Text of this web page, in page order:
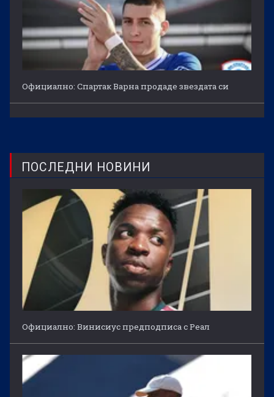
Официално: Спартак Варна продаде звездата си
ПОСЛЕДНИ НОВИНИ
Официално: Винисиус предподписа с Реал